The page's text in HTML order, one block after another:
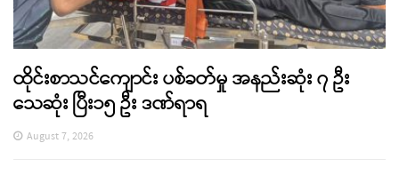
ထိုင်းစာသင်ကျောင်း ပစ်ခတ်မှု အနည်းဆုံး ၇ ဦး
သေဆုံး ပြီး၁၅ ဦး ဒဏ်ရာရ
August 7, 2026